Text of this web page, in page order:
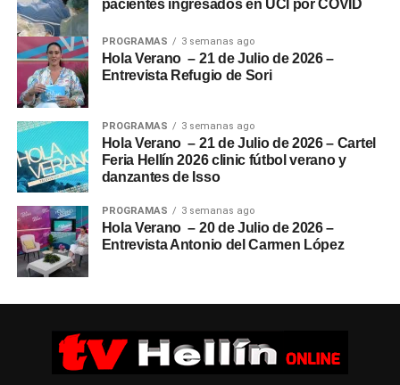
pacientes ingresados en UCI por COVID
PROGRAMAS 3 semanas ago
Hola Verano – 21 de Julio de 2026 –
Entrevista Refugio de Sori
PROGRAMAS 3 semanas ago
Hola Verano – 21 de Julio de 2026 – Cartel
Feria Hellín 2026 clinic fútbol verano y
danzantes de Isso
PROGRAMAS 3 semanas ago
Hola Verano – 20 de Julio de 2026 –
Entrevista Antonio del Carmen López